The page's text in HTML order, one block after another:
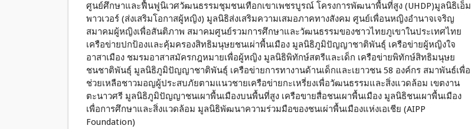
ศูนย์ศึกษาและฟื้นฟูนิเวศวัฒนธรรมชุมชนเทือกเขาเพชรบูรณ์ โครงการพัฒนาพื้นที่สูง (UHDP)มูลนิธิเอ็ม
พาวเวอร์ (ส่งเสริมโอกาสผู้หญิง) มูลนิธิส่งเสริมความเสมอภาคทางสังคม ศูนย์เพื่อนหญิงอำนาจเจริญ
สมาคมผู้หญิงเพื่อสันติภาพ สมาคมศูนย์รวมการศึกษาและวัฒนธรรมของชาวไทยภูเขาในประเทศไทย
เครือข่ายปกป้องและคุ้มครองสิทธิมนุษยชนเผ่าพื้นเมือง มูลนิธิภูมิปัญญาชาติพันธุ์ เครือข่ายผู้หญิงใจ
อาสาเมือง ชมรมอาสาสมัครกฎหมายเพื่อผู้หญิง มูลนิธิพิทักษ์สตรีและเด็ก เครือข่ายพิทักษ์สิทธิมนุษย
ชนชาติพันธุ์ มูลนิธิภูมิปัญญาชาติพันธุ์ เครือข่ายการทางานด้านเด็กและเยาวชน 58 องค์กร สมาพันธ์เพื่อ
ช่วยเหลือชาวมอญผู้ประสบภัยตามแนวชายเครือข่ายกะเหรี่ยงเพื่อวัฒนธรรมและสิ่งแวดล้อม เขตงาน
ตะนาวศรี มูลนิธิภูมิปัญญาชนเผาพื้นเมืองบนพื้นที่สูง เครือขายสื่อชนเผาพื้นเมือง มูลนิธิชนเผาพื้นเมือง
เพื่อการศึกษาและสิ่งแวดล้อม มูลนิธิพัฒนาความร่วมมือของชนเผ่าพื้นเมืองแห่งเอเชีย (AIPP
Foundation)